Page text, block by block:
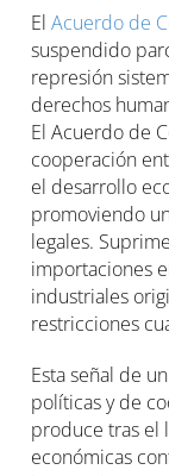
ElAcuerdo de
suspendido
represión
derechos
El Acuerdo de
cooperación
el desarrollo
promoviendo
legales.
importaciones
industriales
restricciones
Esta señal de
políticas y de
produce tras el
económicas